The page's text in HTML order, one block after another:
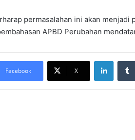
permasalahan ini akan
APBD Perubahan
Facebook X